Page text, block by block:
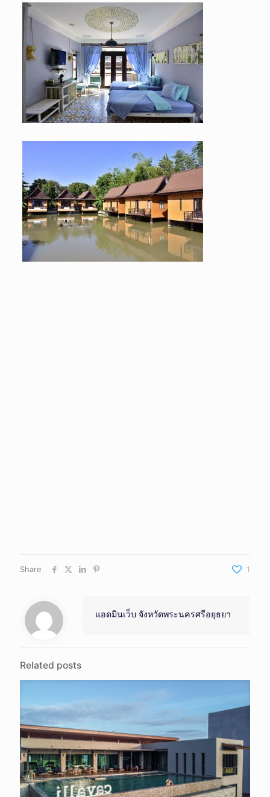
Share 1
แอดมินเว็บ จังหวัดพระนครศรีอยุธยา
Related posts